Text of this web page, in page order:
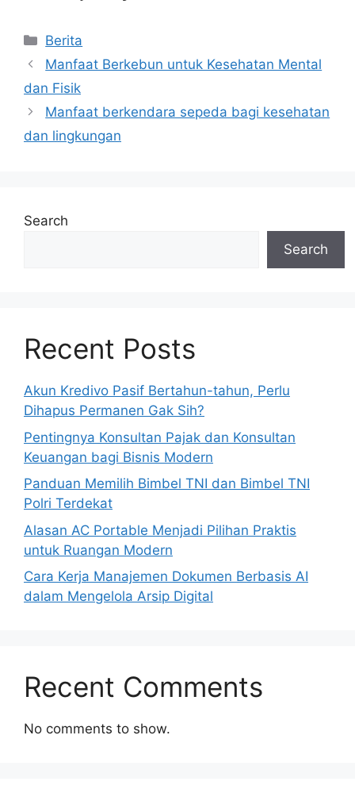
Categories
Berita
Manfaat Berkebun untuk Kesehatan Mental
dan Fisik
Manfaat berkendara sepeda bagi kesehatan
dan lingkungan
Search
Search
Recent Posts
Akun Kredivo Pasif Bertahun-tahun, Perlu
Dihapus Permanen Gak Sih?
Pentingnya Konsultan Pajak dan Konsultan
Keuangan bagi Bisnis Modern
Panduan Memilih Bimbel TNI dan Bimbel TNI
Polri Terdekat
Alasan AC Portable Menjadi Pilihan Praktis
untuk Ruangan Modern
Cara Kerja Manajemen Dokumen Berbasis AI
dalam Mengelola Arsip Digital
Recent Comments
No comments to show.